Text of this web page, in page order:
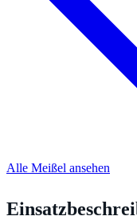
Alle Meißel ansehen